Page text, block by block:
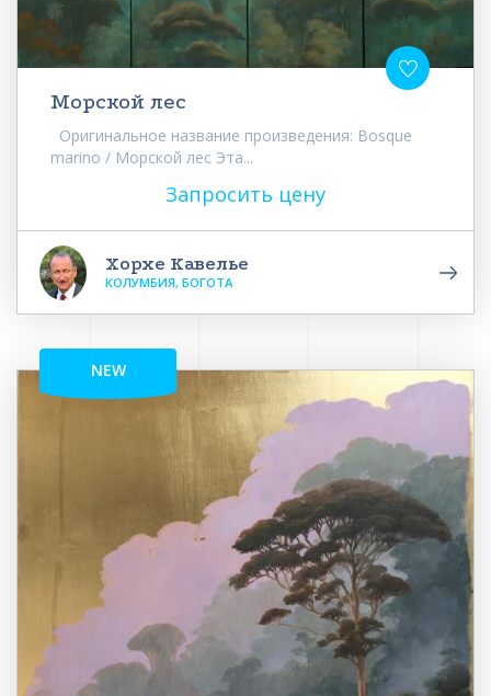
Морской лес
Оригинальное название произведения: Bosque
marino / Морской лес Эта...
Запросить цену
Хорхе Кавелье
КОЛУМБИЯ, БОГОТА
NEW